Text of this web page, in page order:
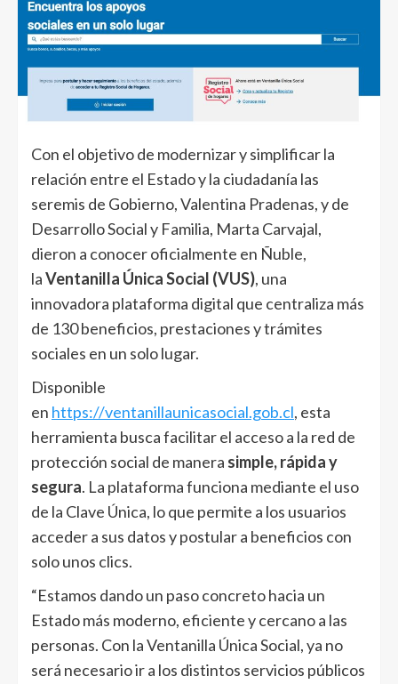
Con el objetivo de modernizar y simplificar la
relación entre el Estado y la ciudadanía las
seremis de Gobierno, Valentina Pradenas, y de
Desarrollo Social y Familia, Marta Carvajal,
dieron a conocer oficialmente en Ñuble,
laVentanilla Única Social (VUS), una
innovadora plataforma digital que centraliza más
de 130 beneficios, prestaciones y trámites
sociales en un solo lugar.
Disponible
en https://ventanillaunicasocial.gob.cl, esta
herramienta busca facilitar el acceso a la red de
protección social de manera simple, rápida y
segura. La plataforma funciona mediante el uso
de la Clave Única, lo que permite a los usuarios
acceder a sus datos y postular a beneficios con
solo unos clics.
“Estamos dando un paso concreto hacia un
Estado más moderno, eficiente y cercano a las
personas. Con la Ventanilla Única Social, ya no
será necesario ir a los distintos servicios públicos